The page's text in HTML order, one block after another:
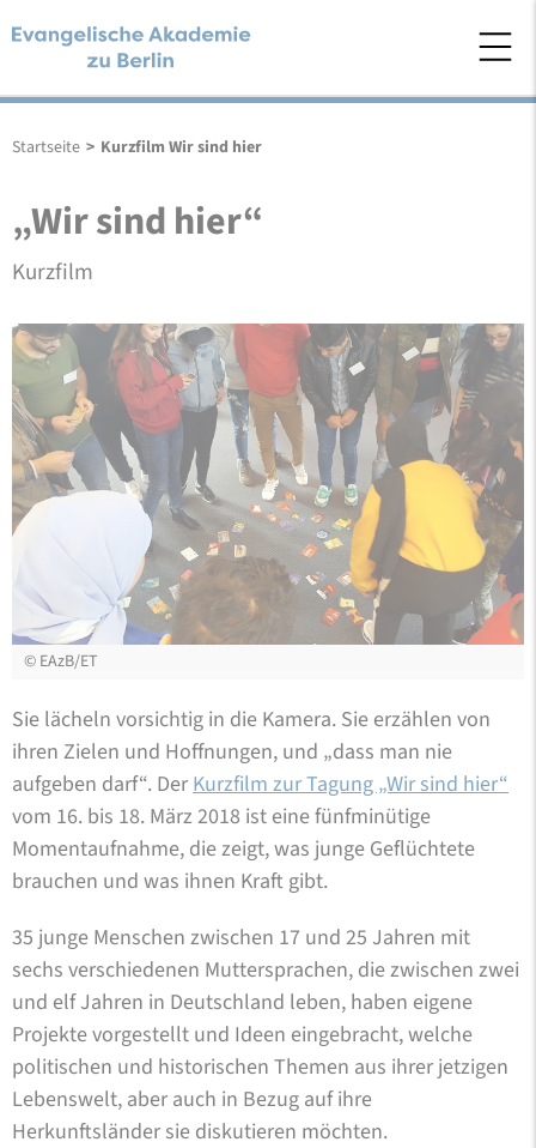
Startseite > Kurzfilm Wir sind hier
„Wir sind hier“
Kurzfilm
© EAzB/ET
Sie lächeln vorsichtig in die Kamera. Sie erzählen von
ihren Zielen und Hoffnungen, und „dass man nie
aufgeben darf“. Der Kurzfilm zur Tagung „Wir sind hier“
vom 16. bis 18. März 2018 ist eine fünfminütige
Momentaufnahme, die zeigt, was junge Geflüchtete
brauchen und was ihnen Kraft gibt.
35 junge Menschen zwischen 17 und 25 Jahren mit
sechs verschiedenen Muttersprachen, die zwischen zwei
und elf Jahren in Deutschland leben, haben eigene
Projekte vorgestellt und Ideen eingebracht, welche
politischen und historischen Themen aus ihrer jetzigen
Lebenswelt, aber auch in Bezug auf ihre
Herkunftsländer sie diskutieren möchten.